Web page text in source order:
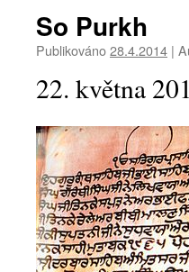
So Purkh
Publikováno28.4.2014 |
22. května